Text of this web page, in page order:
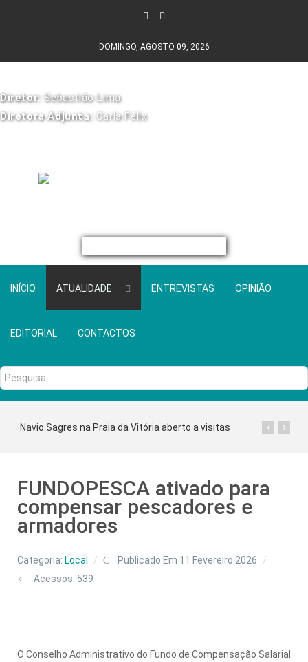
DOMINGO, AGOSTO 09, 2026
Diretor: Sebastião Lima
Diretora Adjunta: Carla Félix
INÍCIO ATUALIDADE ENTREVISTAS OPINIÃO
EDITORIAL CONTACTOS
Pesquisa...
Navio Sagres na Praia da Vitória aberto a visitas ›
‹
FUNDOPESCA ativado para
compensar pescadores e
armadores
Categoria: Local
Publicado Em 11 Fevereiro 2026
Acessos: 539
O Conselho Administrativo do Fundo de Compensação Salarial